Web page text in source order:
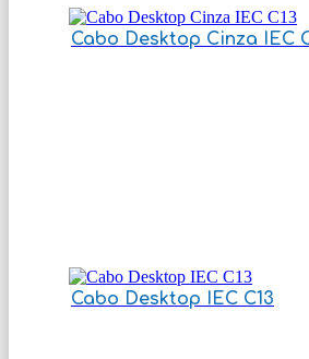
Cabo Desktop Cinza IEC
Cabo Desktop IEC C13